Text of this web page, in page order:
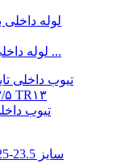
۱۳×۵.۰۰-۶ ۱۳/۵-۶ ۱۳×۵۰۰-۶ لوله داخلی با ...
تیوب